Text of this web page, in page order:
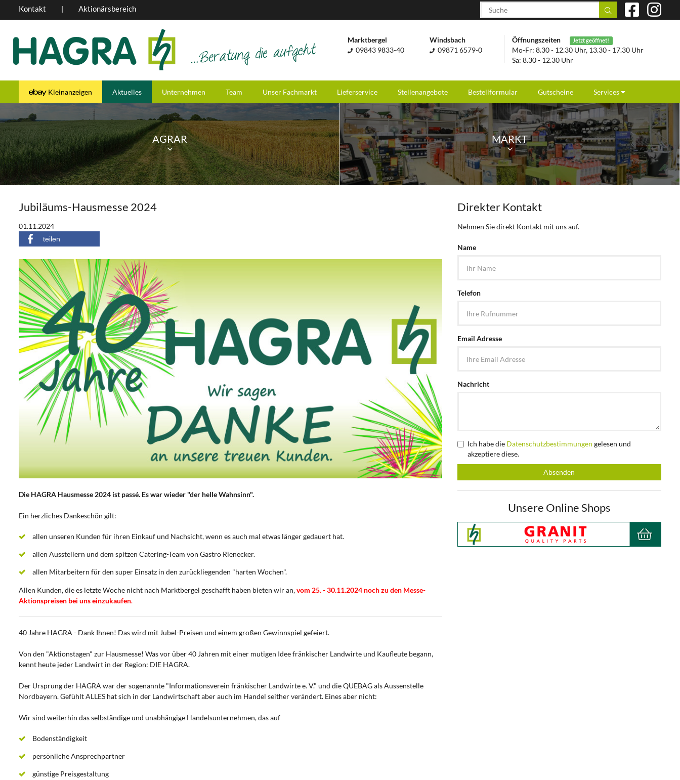
Kontakt | Aktionärsbereich
Marktbergel
09843 9833-40
Windsbach
09871 6579-0
Öffnungszeiten Jetzt geöffnet!
Mo-Fr: 8.30 - 12.30 Uhr, 13.30 - 17.30 Uhr
Sa: 8.30 - 12.30 Uhr
Kleinanzeigen Aktuelles Unternehmen Team Unser Fachmarkt Lieferservice Stellenangebote Bestellformular Gutscheine Services
AGRAR MARKT
Jubiläums-Hausmesse 2024
01.11.2024
teilen
Die HAGRA Hausmesse 2024 ist passé. Es war wieder "der helle Wahnsinn".
Ein herzliches Dankeschön gilt:
allen unseren Kunden für ihren Einkauf und Nachsicht, wenn es auch mal etwas länger gedauert hat.
allen Ausstellern und dem spitzen Catering-Team von Gastro Rienecker.
allen Mitarbeitern für den super Einsatz in den zurückliegenden "harten Wochen".
Allen Kunden, die es letzte Woche nicht nach Marktbergel geschafft haben bieten wir an,vom 25. - 30.11.2024 noch zu den Messe-
Aktionspreisen bei uns einzukaufen.
40 Jahre HAGRA - Dank Ihnen! Das wird mit Jubel-Preisen und einem großen Gewinnspiel gefeiert.
Von den "Aktionstagen" zur Hausmesse! Was vor über 40 Jahren mit einer mutigen Idee fränkischer Landwirte und Kaufleute begann,
kennt heute jeder Landwirt in der Region: DIE HAGRA.
Der Ursprung der HAGRA war der sogenannte "Informationsverein fränkischer Landwirte e. V." und die QUEBAG als Aussenstelle
Nordbayern. Gefühlt ALLES hat sich in der Landwirtschaft aber auch im Handel seither verändert. Eines aber nicht:
Wir sind weiterhin das selbständige und unabhängige Handelsunternehmen, das auf
Bodenständigkeit
persönliche Ansprechpartner
günstige Preisgestaltung
Direkter Kontakt
Nehmen Sie direkt Kontakt mit uns auf.
Name
Telefon
Email Adresse
Nachricht
Ich habe die Datenschutzbestimmungen gelesen und
akzeptiere diese.
Absenden
Unsere Online Shops